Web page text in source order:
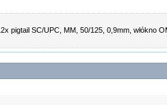
pigtail SC/UPC, MM, 50/125, 0,9mm, włókno